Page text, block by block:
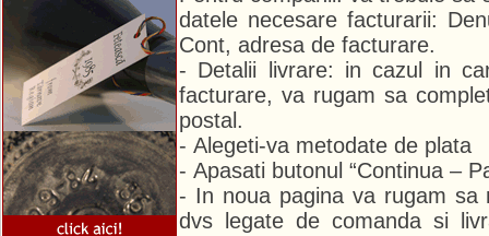
datele necesare facturarii:
Cont, adresa de facturare.
- Detalii livrare: in cazul in
facturare, va rugam sa
postal.
- Alegeti-va metodate de plata
- Apasati butonul “Continua –
- In noua pagina va rugam sa
dvs legate de comanda si